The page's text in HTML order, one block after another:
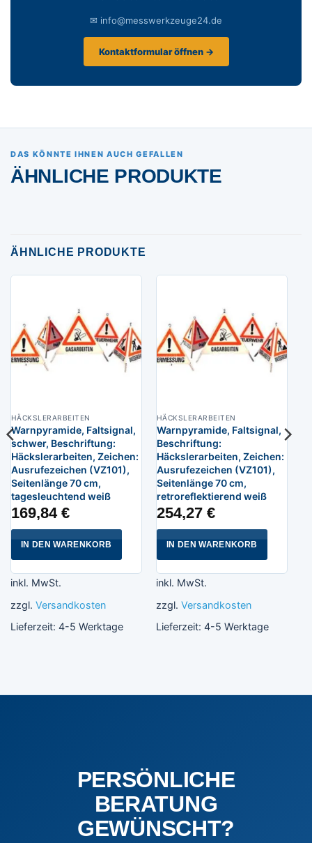
✉ info@messwerkzeuge24.de
Kontaktformular öffnen →
DAS KÖNNTE IHNEN AUCH GEFALLEN
ÄHNLICHE PRODUKTE
ÄHNLICHE PRODUKTE
HÄCKSLERARBEITEN
Warnpyramide, Faltsignal,
schwer, Beschriftung:
Häckslerarbeiten, Zeichen:
Ausrufezeichen (VZ101),
Seitenlänge 70 cm,
tagesleuchtend weiß
169,84 €
IN DEN WARENKORB
inkl. MwSt.
zzgl. Versandkosten
Lieferzeit: 4-5 Werktage
HÄCKSLERARBEITEN
Warnpyramide, Faltsignal,
Beschriftung:
Häckslerarbeiten, Zeichen:
Ausrufezeichen (VZ101),
Seitenlänge 70 cm,
retroreflektierend weiß
254,27 €
IN DEN WARENKORB
inkl. MwSt.
zzgl. Versandkosten
Lieferzeit: 4-5 Werktage
PERSÖNLICHE
BERATUNG
GEWÜNSCHT?